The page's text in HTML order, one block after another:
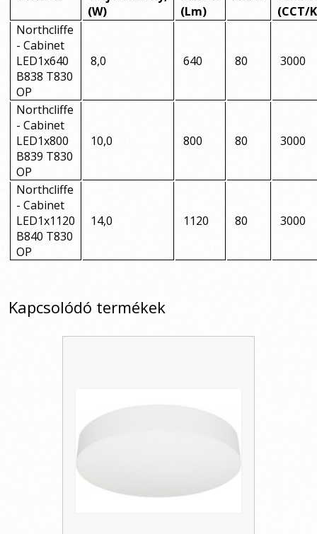
(W)
(Lm)
(CCT/
Northcliffe
- Cabinet
LED1x640
B838 T830
OP
8,0 640 80 3000
Northcliffe
- Cabinet
LED1x800
B839 T830
OP
10,0 800 80 3000
Northcliffe
- Cabinet
LED1x1120
B840 T830
OP
14,0 1120 80 3000
Kapcsolódó termékek